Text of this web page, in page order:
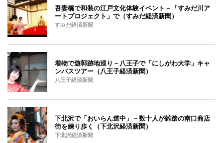
吾妻橋で和装の江戸文化体験イベント－「すみだ川ア
ートプロジェクト」で（すみだ経済新聞）
すみだ経済新聞
着物で遊郭跡地巡り－八王子で「にしがわ大学」キャ
ンパスツアー（八王子経済新聞）
八王子経済新聞
下北沢で「おいらん道中」－数十人が雑踏の南口商店
街を練り歩く（下北沢経済新聞）
下北沢経済新聞